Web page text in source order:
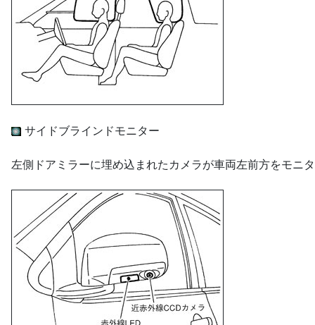
サイドブラインドモニター
左側ドアミラーに埋め込まれたカメラが車両左前方をモニ